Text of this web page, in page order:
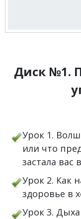
Диск №1.
Урок 1.
или что
застала вас
Урок 2. Как
здоровье в
Урок 3.